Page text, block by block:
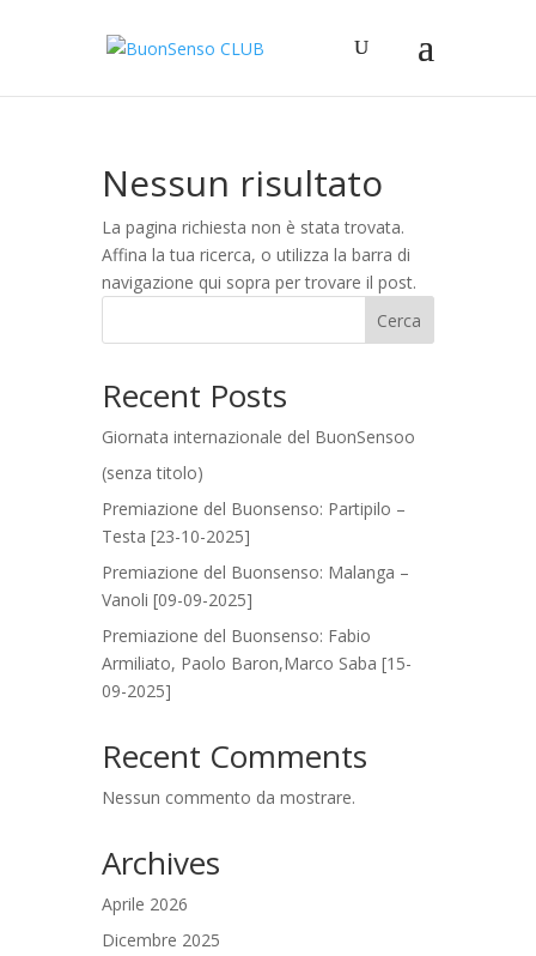
Nessun risultato
La pagina richiesta non è stata trovata.
Affina la tua ricerca, o utilizza la barra di
navigazione qui sopra per trovare il post.
Cerca
Recent Posts
Giornata internazionale del BuonSensoo
(senza titolo)
Premiazione del Buonsenso: Partipilo –
Testa [23-10-2025]
Premiazione del Buonsenso: Malanga –
Vanoli [09-09-2025]
Premiazione del Buonsenso: Fabio
Armiliato, Paolo Baron,Marco Saba [15-
09-2025]
Recent Comments
Nessun commento da mostrare.
Archives
Aprile 2026
Dicembre 2025